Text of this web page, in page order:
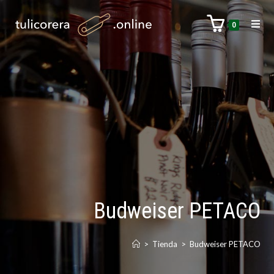
0
Budweiser PETACO
> Tienda > Budweiser PETACO